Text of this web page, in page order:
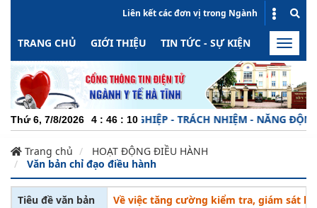
Liên kết các đơn vị trong Ngành
TRANG CHỦ GIỚI THIỆU TIN TỨC - SỰ KIỆN HOẠT
Toggle
Thứ 6, 7/8/2026 4 : 46 : 10
CHUYÊN NGHIỆP - TRÁCH NHIỆM - NĂNG ĐỘNG
Trang chủ
HOẠT ĐỘNG ĐIỀU HÀNH
Văn bản chỉ đạo điều hành
Tiêu đề văn bản
Về việc tăng cường kiểm tra, giám sát